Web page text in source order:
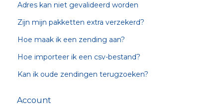
Adres kan niet gevalideerd worden
Zijn mijn pakketten extra verzekerd?
Hoe maak ik een zending aan?
Hoe importeer ik een csv-bestand?
Kan ik oude zendingen terugzoeken?
Account